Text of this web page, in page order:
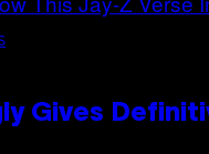
Gives